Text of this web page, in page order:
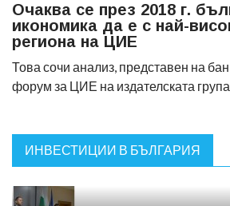
Очаква се през 2018 г.
икономика да е с най-
региона на ЦИЕ
Това сочи анализ, представен на
форум за ЦИЕ на издателската
ИНВЕСТИЦИИ В БЪЛГАРИЯ